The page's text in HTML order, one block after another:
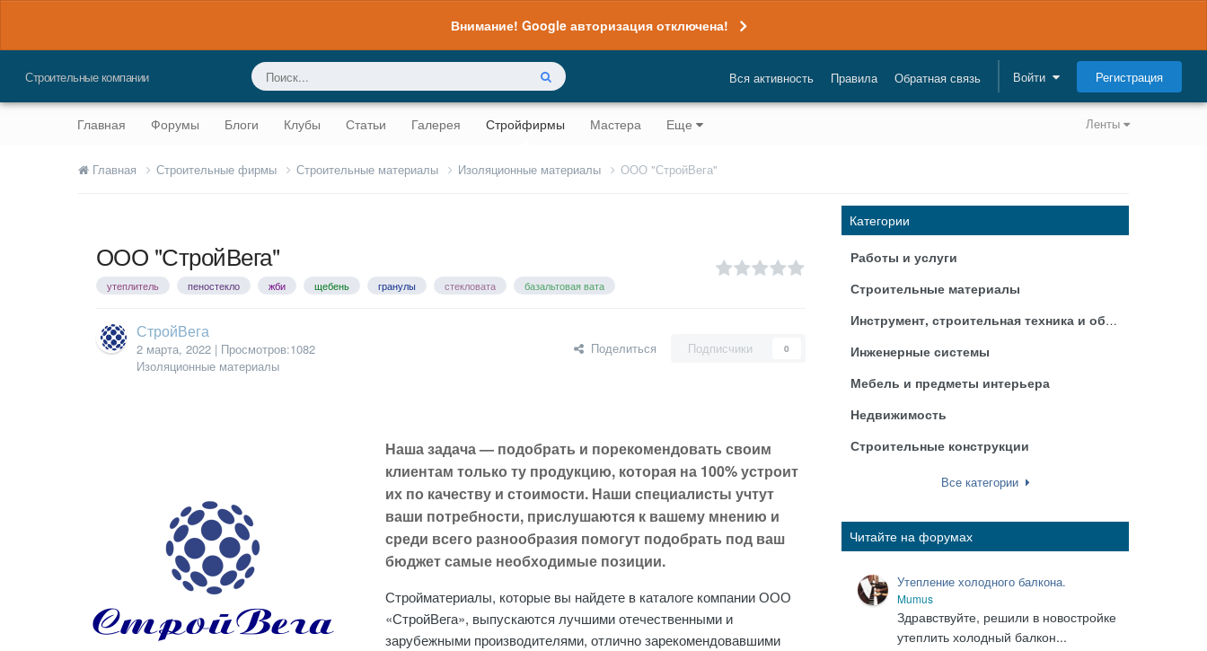
Внимание! Google авторизация отключена!
Строительные компании Вся активность Правила Обратная связь Войти Регистрация
Ленты
Главная Форумы Блоги Клубы Статьи Галерея Стройфирмы Мастера Еще
Главная Строительные фирмы Строительные материалы Изоляционные материалы ООО "СтройВега"
ООО "СтройВега"
утеплитель пеностекло жби щебень гранулы стекловата базальтовая вата
СтройВега
2 марта, 2022 | Просмотров:1082
Изоляционные материалы
Поделиться Подписчики 0
Наша задача — подобрать и порекомендовать своим
клиентам только ту продукцию, которая на 100% устроит
их по качеству и стоимости. Наши специалисты учтут
ваши потребности, прислушаются к вашему мнению и
среди всего разнообразия помогут подобрать под ваш
бюджет самые необходимые позиции.
Стройматериалы, которые вы найдете в каталоге компании ООО
«СтройВега», выпускаются лучшими отечественными и
зарубежными производителями, отлично зарекомендовавшими
Категории
Работы и услуги
Строительные материалы
Инструмент, строительная техника и оборудование
Инженерные системы
Мебель и предметы интерьера
Недвижимость
Строительные конструкции
Все категории
Читайте на форумах
Утепление холодного балкона.
Mumus
Здравствуйте, решили в новостройке
утеплить холодный балкон...